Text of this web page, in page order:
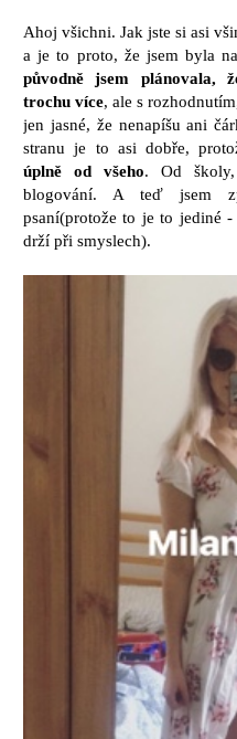
Ahoj všichni. Jak jste si asi
a je to proto, že jsem byla
původně jsem plánovala,
trochu více, ale s
jen jasné, že nenapíšu ani
stranu je to asi dobře,
úplně od všeho. Od
blogování. A teď jsem
psaní(protože to je to jediné
drží při smyslech).